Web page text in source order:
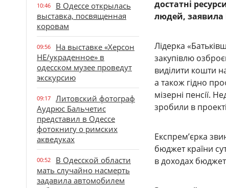
10:46
В Одессе открылась
выставка, посвященная
коровам
09:56
На выставке «Херсон
НЕ/украденное» в
одесском музее проведут
экскурсию
09:17
Литовский фотограф
Аудрюс Бальчетис
представил в Одессе
фотокнигу о римских
акведуках
00:52
В Одесской области
мать случайно насмерть
задавила автомобилем
достатні
людей,
Лідерка
закупівлю
виділити кошти
а також гідно
мізерні пенсії.
зробили в
Експрем’єрка
бюджет країни
в доходах